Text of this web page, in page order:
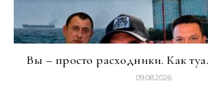
Вы – просто расходники. Как
09.08.2026